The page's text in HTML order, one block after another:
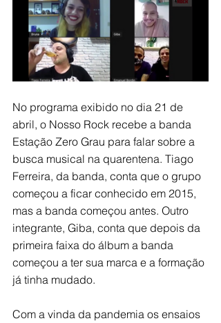
No programa exibido no dia 21 de
abril, o Nosso Rock recebe a banda
Estação Zero Grau para falar sobre a
busca musical na quarentena. Tiago
Ferreira, da banda, conta que o grupo
começou a ficar conhecido em 2015,
mas a banda começou antes. Outro
integrante, Giba, conta que depois da
primeira faixa do álbum a banda
começou a ter sua marca e a formação
já tinha mudado.
Com a vinda da pandemia os ensaios